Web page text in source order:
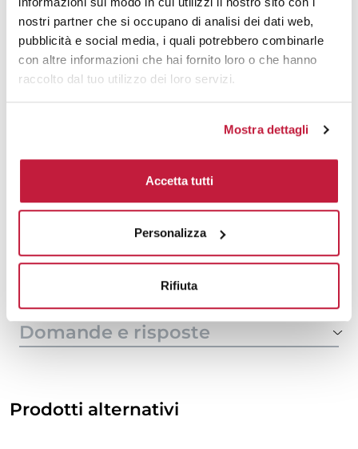
nostri partner che si occupano di analisi dei dati web,
pubblicità e social media, i quali potrebbero combinarle
con altre informazioni che hai fornito loro o che hanno
raccolto dal tuo utilizzo dei loro servizi.
Mostra dettagli
Accetta tutti
Personalizza
Rifiuta
1000 € 12,58
1500 € 12,42 € 15,08
€ 14,91
5000 € 12,12 € 14,83
Tecniche di stampa
Area di personalizzazione
Domande e risposte
Prodotti alternativi